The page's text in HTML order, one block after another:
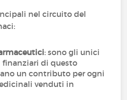
nel circuito del
: sono gli unici
di questo
un contributo per ogni
venduti in